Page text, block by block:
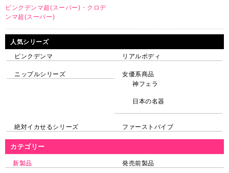
人気シリーズ
ピンクデンマ リアルボディ
ニップルシリーズ
女優系商品
神フェラ
日本の名器
絶対イカせるシリーズ ファーストバイブ
カテゴリー
新製品 発売前製品
ピンクデンマ超(スーパー)・クロデ
ンマ超(スーパー)